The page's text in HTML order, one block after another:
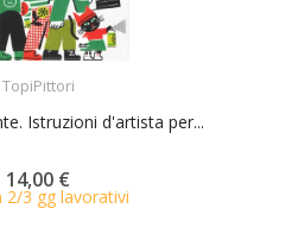
TopiPittori
Istruzioni d'artista per...
14,00 €
2/3 gg lavorativi